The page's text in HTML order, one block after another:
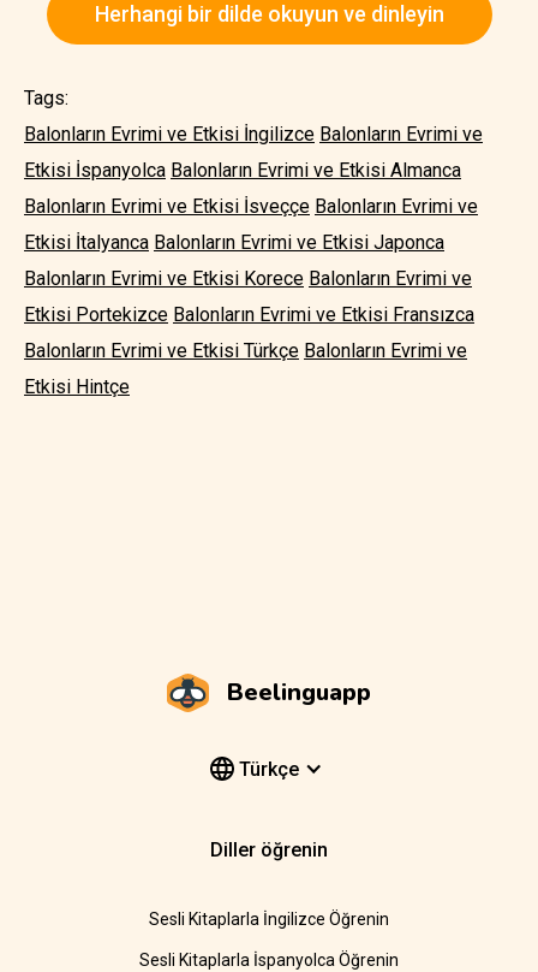
Herhangi bir dilde okuyun ve dinleyin
Tags:
Balonların Evrimi ve Etkisi İngilizce Balonların Evrimi ve
Etkisi İspanyolca Balonların Evrimi ve Etkisi Almanca
Balonların Evrimi ve Etkisi İsveççe Balonların Evrimi ve
Etkisi İtalyanca Balonların Evrimi ve Etkisi Japonca
Balonların Evrimi ve Etkisi Korece Balonların Evrimi ve
Etkisi Portekizce Balonların Evrimi ve Etkisi Fransızca
Balonların Evrimi ve Etkisi Türkçe Balonların Evrimi ve
Etkisi Hintçe
Beelinguapp
Türkçe
Diller öğrenin
Sesli Kitaplarla İngilizce Öğrenin
Sesli Kitaplarla İspanyolca Öğrenin